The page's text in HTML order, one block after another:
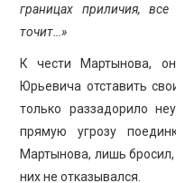
границах приличия,
точит…»
К чести Мартынова,
Юрьевича отставить
только раззадорило
прямую угрозу
Мартынова, лишь бросил,
них не отказывался.